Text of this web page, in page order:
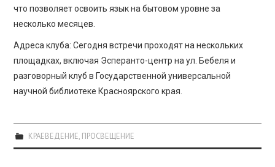
что позволяет освоить язык на бытовом уровне за
несколько месяцев.
Адреса клуба: Сегодня встречи проходят на нескольких
площадках, включая Эсперанто-центр на ул. Бебеля и
разговорный клуб в Государственной универсальной
научной библиотеке Красноярского края.
КРАЕВЕДЕНИЕ ПРОСВЕЩЕНИЕ